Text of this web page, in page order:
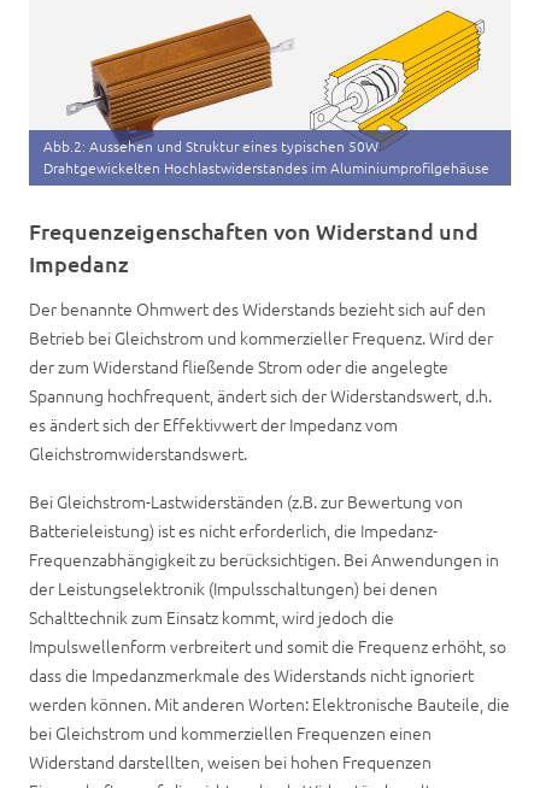
Abb.2: Aussehen und Struktur eines typischen 50W
Drahtgewickelten Hochlastwiderstandes im Aluminiumprofilgehäuse
Frequenzeigenschaften von Widerstand und
Impedanz
Der benannte Ohmwert des Widerstands bezieht sich auf den
Betrieb bei Gleichstrom und kommerzieller Frequenz. Wird der
der zum Widerstand fließende Strom oder die angelegte
Spannung hochfrequent, ändert sich der Widerstandswert, d.h.
es ändert sich der Effektivwert der Impedanz vom
Gleichstromwiderstandswert.
Bei Gleichstrom-Lastwiderständen (z.B. zur Bewertung von
Batterieleistung) ist es nicht erforderlich, die Impedanz-
Frequenzabhängigkeit zu berücksichtigen. Bei Anwendungen in
der Leistungselektronik (Impulsschaltungen) bei denen
Schalttechnik zum Einsatz kommt, wird jedoch die
Impulswellenform verbreitert und somit die Frequenz erhöht, so
dass die Impedanzmerkmale des Widerstands nicht ignoriert
werden können. Mit anderen Worten: Elektronische Bauteile, die
bei Gleichstrom und kommerziellen Frequenzen einen
Widerstand darstellten, weisen bei hohen Frequenzen